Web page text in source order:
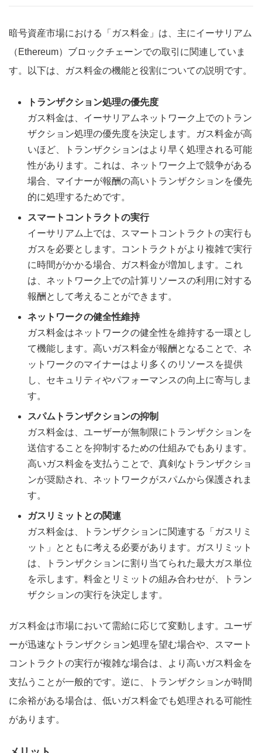
暗号資産市場における「ガス料金」は、主にイーサリアム
（Ethereum）ブロックチェーンでの取引に関連していま
す。以下は、ガス料金の機能と役割についての説明です。
トランザクション処理の優先度
ガス料金は、イーサリアムネットワーク上でのトラン
ザクション処理の優先度を決定します。ガス料金が高
いほど、トランザクションはより早く処理される可能
性があります。これは、ネットワーク上で競争がある
場合、マイナーが報酬の高いトランザクションを優先
的に処理するためです。
スマートコントラクトの実行
イーサリアム上では、スマートコントラクトの実行も
ガスを必要とします。コントラクトがより複雑で実行
に時間がかかる場合、ガス料金が増加します。これ
は、ネットワーク上での計算リソースの利用に対する
報酬として考えることができます。
ネットワークの健全性維持
ガス料金はネットワークの健全性を維持する一環とし
て機能します。高いガス料金が報酬となることで、ネ
ットワークのマイナーはより多くのリソースを提供
し、セキュリティやパフォーマンスの向上に寄与しま
す。
スパムトランザクションの抑制
ガス料金は、ユーザーが無制限にトランザクションを
送信することを抑制するための仕組みでもあります。
高いガス料金を支払うことで、真剣なトランザクショ
ンが奨励され、ネットワークがスパムから保護されま
す。
ガスリミットとの関連
ガス料金は、トランザクションに関連する「ガスリミ
ット」とともに考える必要があります。ガスリミット
は、トランザクションに割り当てられた最大ガス単位
を示します。料金とリミットの組み合わせが、トラン
ザクションの実行を決定します。
ガス料金は市場において需給に応じて変動します。ユーザ
ーが迅速なトランザクション処理を望む場合や、スマート
コントラクトの実行が複雑な場合は、より高いガス料金を
支払うことが一般的です。逆に、トランザクションが時間
に余裕がある場合は、低いガス料金でも処理される可能性
があります。